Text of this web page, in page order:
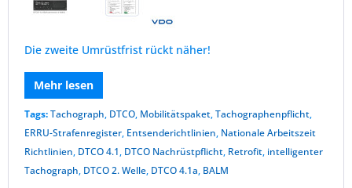
Die zweite Umrüstfrist rückt näher!
Mehr lesen
Tags:Tachograph, DTCO, Mobilitätspaket,Tachographenpflicht,
ERRU-Strafenregister, Entsenderichtlinien, Nationale Arbeitszeit
Richtlinien, DTCO 4.1, DTCO Nachrüstpflicht, Retrofit, intelligenter
Tachograph, DTCO 2. Welle, DTCO 4.1a, BALM